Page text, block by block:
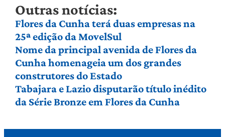
Outras notícias:
Flores da Cunha terá duas empresas na
25ª edição da MovelSul
Nome da principal avenida de Flores da
Cunha homenageia um dos grandes
construtores do Estado
Tabajara e Lazio disputarão título inédito
da Série Bronze em Flores da Cunha